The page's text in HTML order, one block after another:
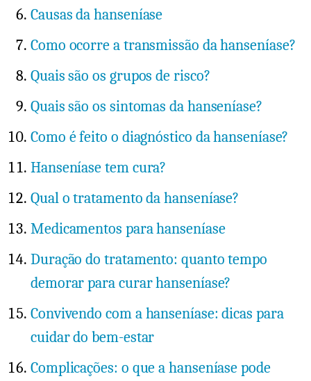
Causas da hanseníase
Como ocorre a transmissão da hanseníase?
Quais são os grupos de risco?
Quais são os sintomas da hanseníase?
Como é feito o diagnóstico da hanseníase?
Hanseníase tem cura?
Qual o tratamento da hanseníase?
Medicamentos para hanseníase
Duração do tratamento: quanto tempo
demorar para curar hanseníase?
Convivendo com a hanseníase: dicas para
cuidar do bem-estar
Complicações: o que a hanseníase pode